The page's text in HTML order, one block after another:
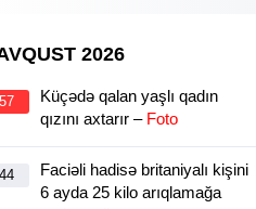
2026
Küçədə qalan yaşlı qadın
qızını axtarır – Foto
Faciəli hadisə britaniyalı kişini
6 ayda 25 kilo arıqlamağa